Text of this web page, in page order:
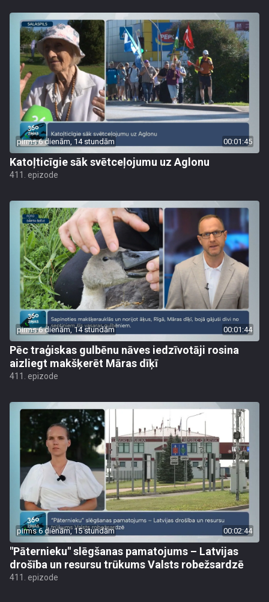
pirms 6 dienām, 14 stundām 00:01:45
Katoļticīgie sāk svētceļojumu uz Aglonu
411. epizode
pirms 6 dienām, 14 stundām 00:01:44
Pēc traģiskas gulbēnu nāves iedzīvotāji rosina
aizliegt makšķerēt Māras dīķī
411. epizode
pirms 6 dienām, 15 stundām 00:02:44
"Pāternieku" slēgšanas pamatojums – Latvijas
drošība un resursu trūkums Valsts robežsardzē
411. epizode